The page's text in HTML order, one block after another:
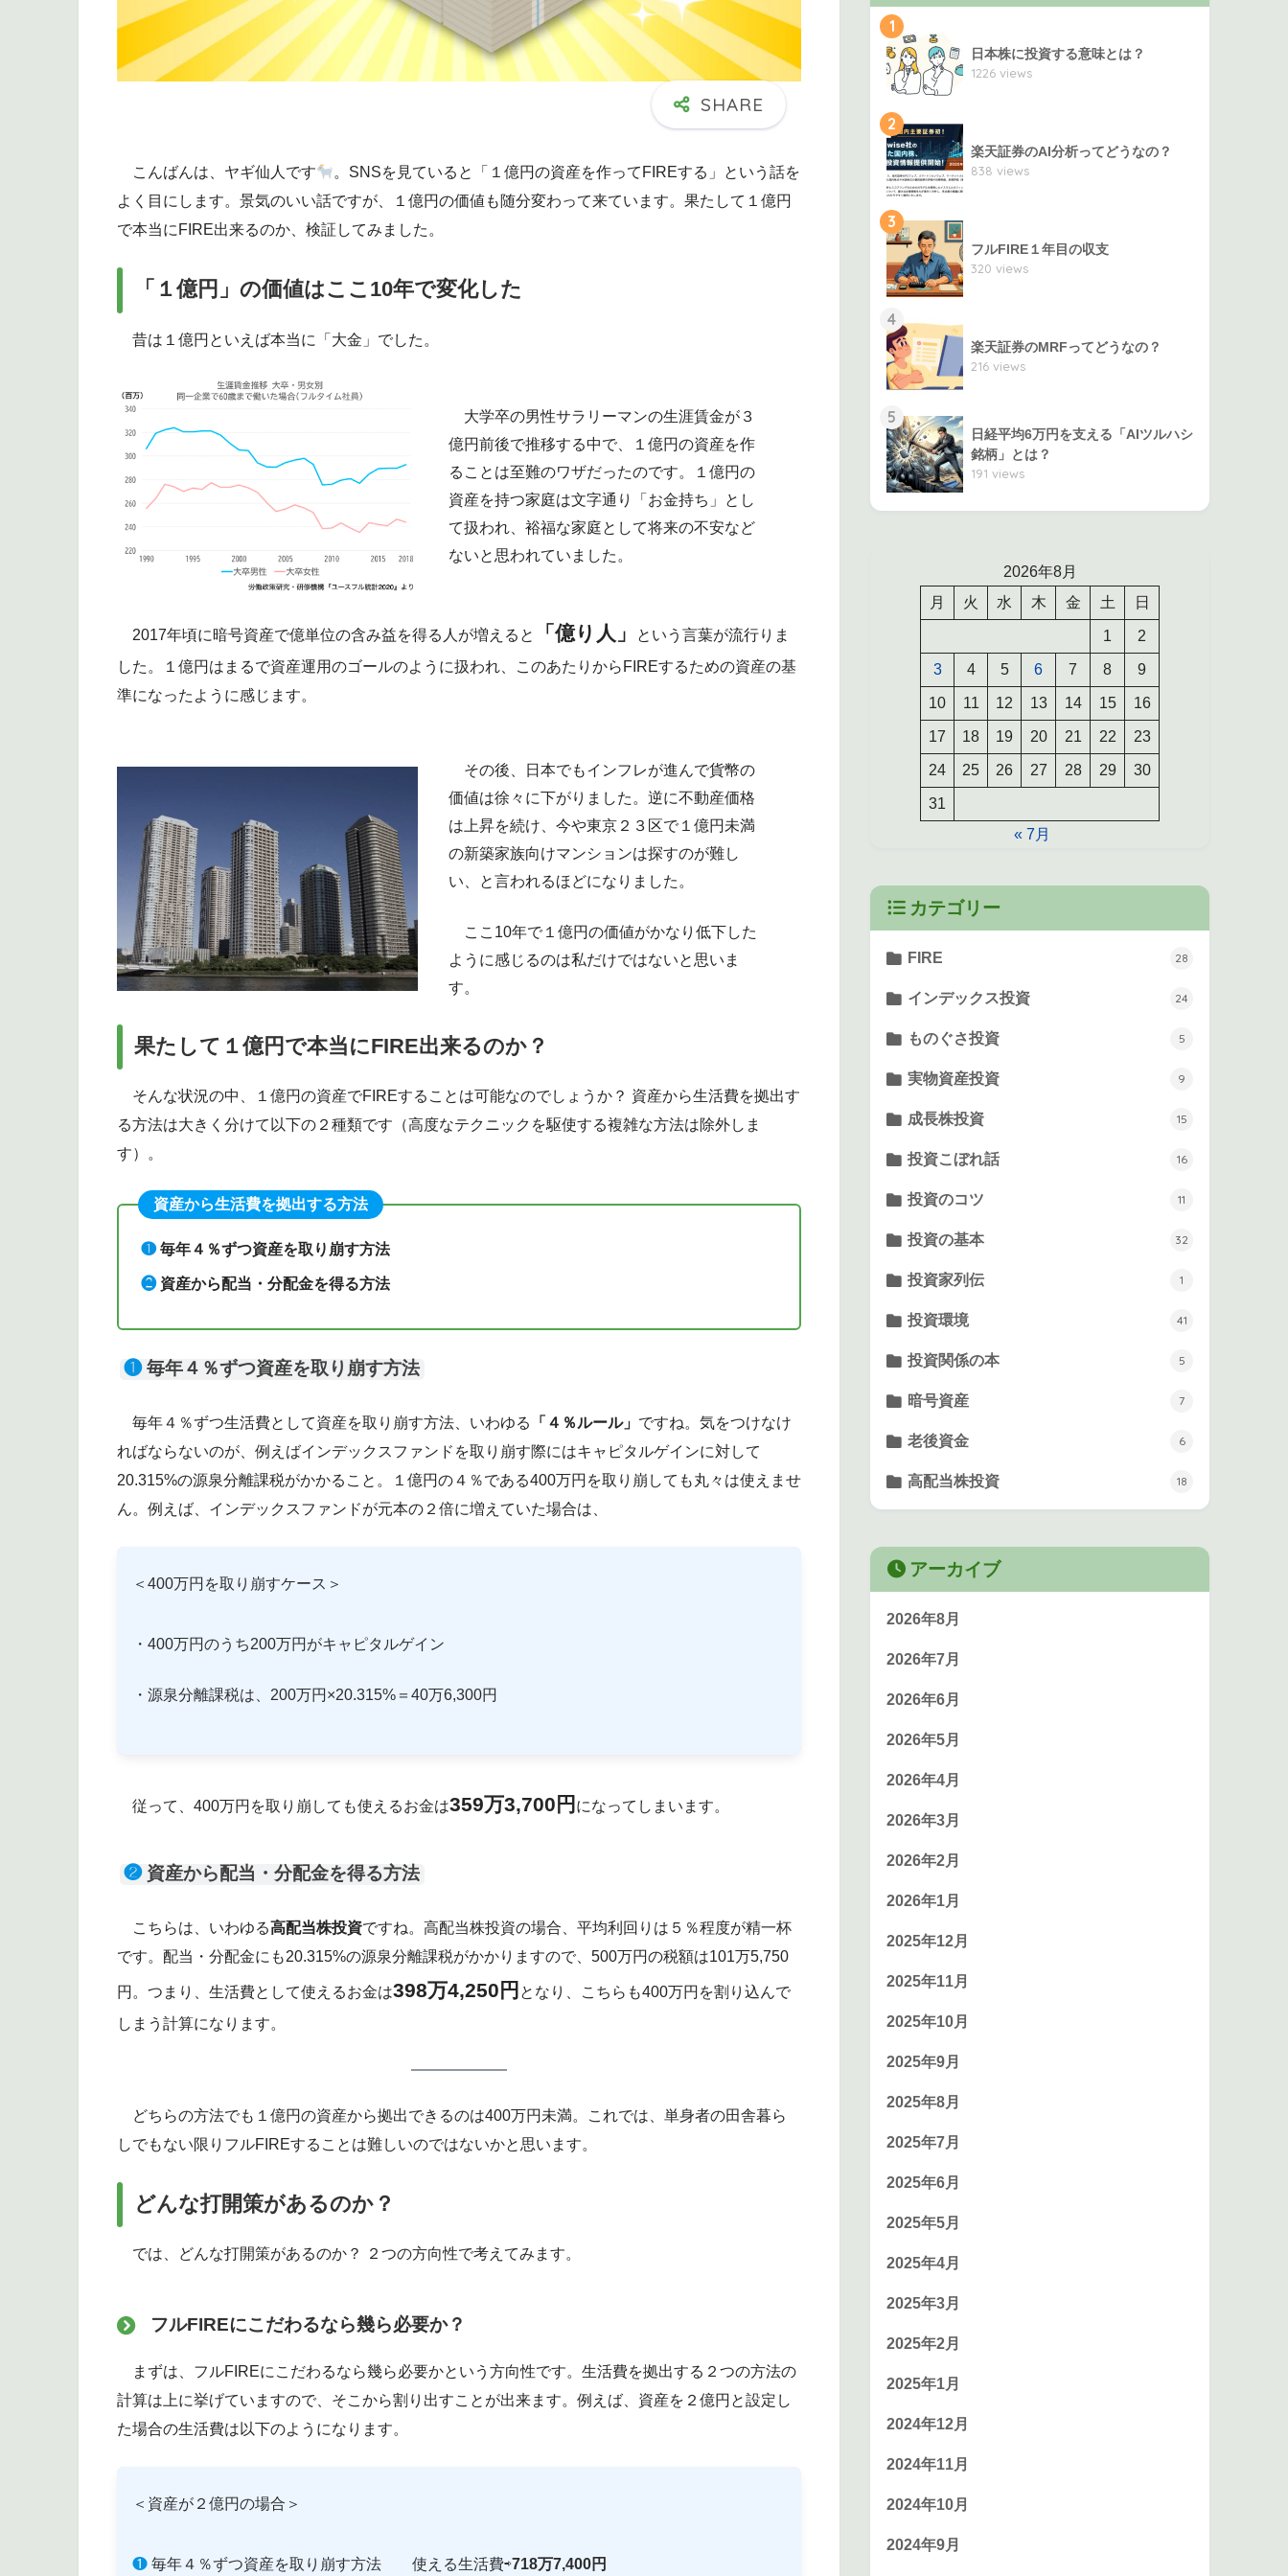
こんばんは、ヤギ仙人です
。SNSを見ていると「１億円の資産を作ってFIREする」という話を
よく目にします。景気のいい話ですが、１億円の価値も随分変わって来ています。果たして１億円
で本当にFIRE出来るのか、検証してみました。
「１億円」の価値はここ10年で変化した
昔は１億円といえば本当に「大金」でした。
大学卒の男性サラリーマンの生涯賃金が３
億円前後で推移する中で、１億円の資産を作
ることは至難のワザだったのです。１億円の
資産を持つ家庭は文字通り「お金持ち」とし
て扱われ、裕福な家庭として将来の不安など
ないと思われていました。
2017年頃に暗号資産で億単位の含み益を得る人が増えると 「億り人」
という言葉が流行りま
した。１億円はまるで資産運用のゴールのように扱われ、このあたりからFIREするための資産の基
準になったように感じます。
その後、日本でもインフレが進んで貨幣の
価値は徐々に下がりました。逆に不動産価格
は上昇を続け、今や東京２３区で１億円未満
の新築家族向けマンションは探すのが難し
い、と言われるほどになりました。
ここ10年で１億円の価値がかなり低下した
ように感じるのは私だけではないと思いま
す。
果たして１億円で本当にFIRE出来るのか？
そんな状況の中、１億円の資産でFIREすることは可能なのでしょうか？ 資産から生活費を拠出す
る方法は大きく分けて以下の２種類です（高度なテクニックを駆使する複雑な方法は除外しま
す）。
資産から生活費を拠出する方法
❶毎年４％ずつ資産を取り崩す方法
❷資産から配当・分配金を得る方法
❶毎年４％ずつ資産を取り崩す方法
毎年４％ずつ生活費として資産を取り崩す方法、いわゆる 「４％ルール」 ですね。気をつけなけ
ればならないのが、例えばインデックスファンドを取り崩す際にはキャピタルゲインに対して
20.315%の源泉分離課税がかかること。１億円の４％である400万円を取り崩しても丸々は使えませ
ん。例えば、インデックスファンドが元本の２倍に増えていた場合は、
＜400万円を取り崩すケース＞
・400万円のうち200万円がキャピタルゲイン
・源泉分離課税は、200万円×20.315%＝40万6,300円
従って、400万円を取り崩しても使えるお金は359万3,700円 になってしまいます。
❷資産から配当・分配金を得る方法
こちらは、いわゆる高配当株投資ですね。高配当株投資の場合、平均利回りは５％程度が精一杯
です。配当・分配金にも20.315%の源泉分離課税がかかりますので、500万円の税額は101万5,750
円。つまり、生活費として使えるお金は398万4,250円 となり、こちらも400万円を割り込んで
しまう計算になります。
どちらの方法でも１億円の資産から拠出できるのは400万円未満。これでは、単身者の田舎暮ら
しでもない限りフルFIREすることは難しいのではないかと思います。
どんな打開策があるのか？
では、どんな打開策があるのか？ ２つの方向性で考えてみます。
フルFIREにこだわるなら幾ら必要か？
まずは、フルFIREにこだわるなら幾ら必要かという方向性です。生活費を拠出する２つの方法の
計算は上に挙げていますので、そこから割り出すことが出来ます。例えば、資産を２億円と設定し
た場合の生活費は以下のようになります。
＜資産が２億円の場合＞
❶ 毎年４％ずつ資産を取り崩す方法 使える生活費⇨718万7,400円
1
日本株に投資する意味とは？
1226 views
2
楽天証券のAI分析ってどうなの？
838 views
3
フルFIRE１年目の収支
320 views
4
楽天証券のMRFってどうなの？
216 views
5
日経平均6万円を支える「AIツルハシ
銘柄」とは？
191 views
2026年8月
月
火 水 木 金 土 日
1 2
3 4 5 6 7 8 9
10 11 12 13 14 15 16
17 18 19 20 21 22 23
24 25 26 27 28 29 30
31
« 7月
カテゴリー
FIRE 28
インデックス投資 24
ものぐさ投資 5
実物資産投資 9
成長株投資 15
投資こぼれ話 16
投資のコツ 11
投資の基本 32
投資家列伝 1
投資環境 41
投資関係の本 5
暗号資産 7
老後資金 6
高配当株投資 18
アーカイブ
2026年8月
2026年7月
2026年6月
2026年5月
2026年4月
2026年3月
2026年2月
2026年1月
2025年12月
2025年11月
2025年10月
2025年9月
2025年8月
2025年7月
2025年6月
2025年5月
2025年4月
2025年3月
2025年2月
2025年1月
2024年12月
2024年11月
2024年10月
2024年9月